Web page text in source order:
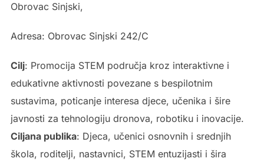
Obrovac Sinjski,
Adresa: Obrovac Sinjski 242/C
Cilj: Promocija STEM područja kroz interaktivne i
edukativne aktivnosti povezane s bespilotnim
sustavima, poticanje interesa djece, učenika i šire
javnosti za tehnologiju dronova, robotiku i inovacije.
Ciljana publika: Djeca, učenici osnovnih i srednjih
škola, roditelji, nastavnici, STEM entuzijasti i šira